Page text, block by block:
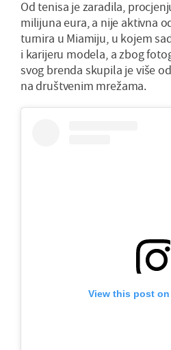
Od tenisa je zaradila,
milijuna eura, a nije aktivna
turnira u Miamiju, u kojem
i karijeru modela, a zbog
svog brenda skupila je više
na društvenim mrežama.
View this post